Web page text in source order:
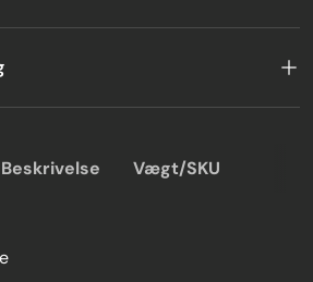
Beskrivelse Vægt/SKU